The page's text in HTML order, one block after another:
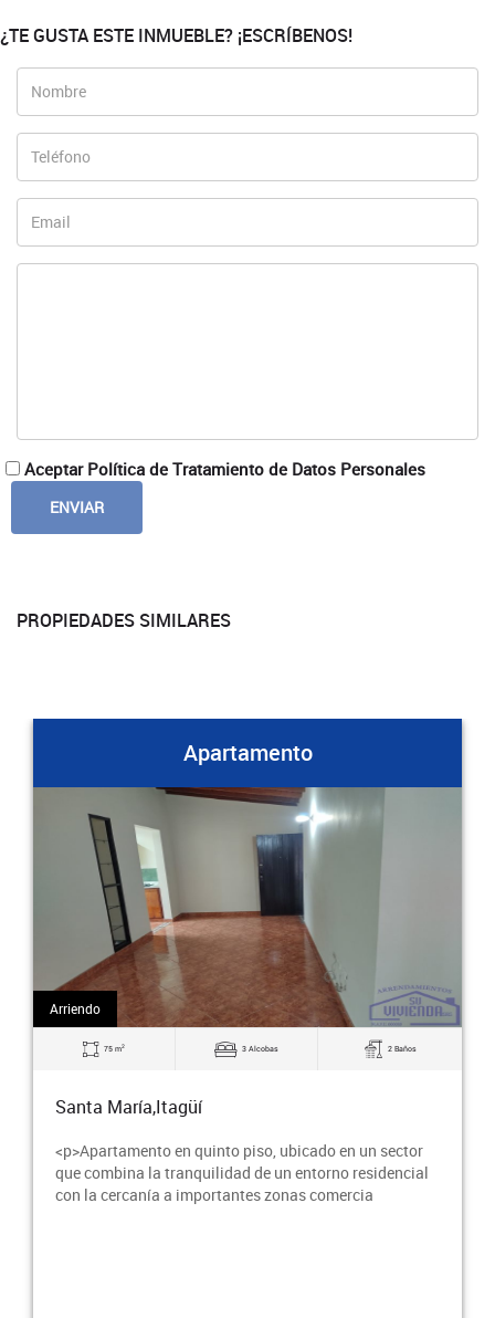
¿TE GUSTA ESTE INMUEBLE? ¡ESCRÍBENOS!
Aceptar Política de Tratamiento de Datos Personales
PROPIEDADES SIMILARES
Apartamento
Arriendo
73 m2 3 Alcobas 2 Baños
Santa María,Itagüí